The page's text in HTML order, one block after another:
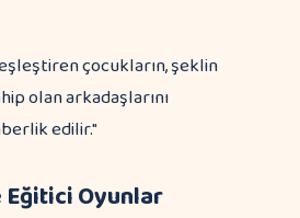
çocukların, şeklin
olan arkadaşlarını
edilir."
Oyunlar